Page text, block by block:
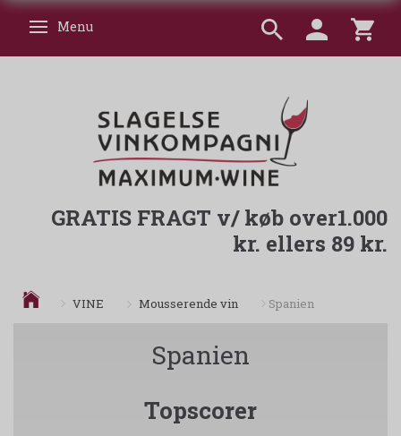
Skifte navigation
Menu
GRATIS FRAGT v/ køb over1.000
kr. ellers 89 kr.
VINE Mousserende vin Spanien
Spanien
Topscorer